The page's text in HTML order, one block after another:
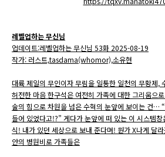
레벨업하는 무신님
업데이트:레벨업하는 무신님 53화 2025-08-19
작가: 러스트,tasdama(whomor),소유현
대륙 제일의 무인이자 무림을 일통한 일천의 무황제,
허전한 마음 한구석은 여전히 가족에 대한 그리움으
술의 힘으로 차원을 넘은 수혁의 눈앞에 보이는 건…
들어 있었다고!?” 게다가 눈앞에 떠 있는 이 시스템
식! 내가 있던 세상으로 보내 준다며! 뭔가 X나게 달
안의 병원비로 가족들은